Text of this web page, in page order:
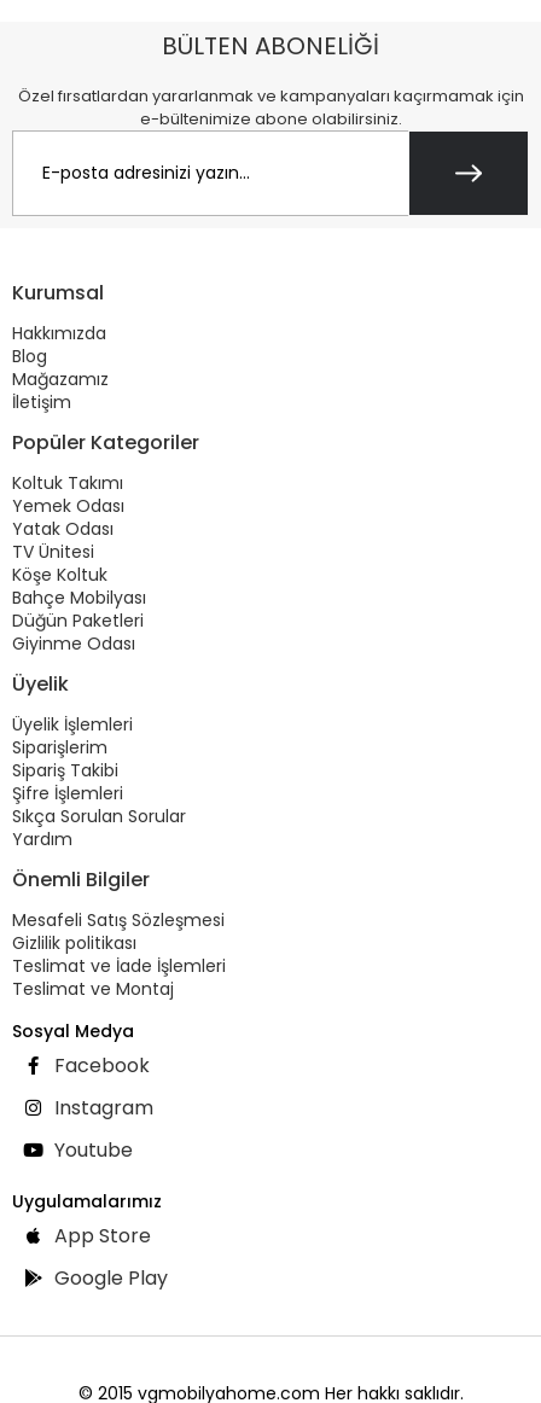
BÜLTEN ABONELİĞİ
Özel fırsatlardan yararlanmak ve kampanyaları kaçırmamak için
e-bültenimize abone olabilirsiniz.
Kurumsal
Hakkımızda
Blog
Mağazamız
İletişim
Popüler Kategoriler
Koltuk Takımı
Yemek Odası
Yatak Odası
TV Ünitesi
Köşe Koltuk
Bahçe Mobilyası
Düğün Paketleri
Giyinme Odası
Üyelik
Üyelik İşlemleri
Siparişlerim
Sipariş Takibi
Şifre İşlemleri
Sıkça Sorulan Sorular
Yardım
Önemli Bilgiler
Mesafeli Satış Sözleşmesi
Gizlilik politikası
Teslimat ve İade İşlemleri
Teslimat ve Montaj
Sosyal Medya
Facebook
Instagram
Youtube
Uygulamalarımız
App Store
Google Play
© 2015 vgmobilyahome.com Her hakkı saklıdır.